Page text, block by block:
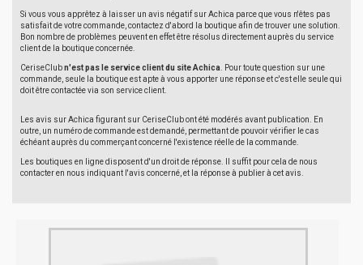
Si vous vous apprêtez à laisser un avis négatif sur Achica parce que vous n'êtes pas
satisfait de votre commande, contactez d'abord la boutique afin de trouver une solution.
Bon nombre de problèmes peuvent en effet être résolus directement auprès du service
client de la boutique concernée.
CeriseClubn'est pas le service client du site Achica . Pour toute question sur une
commande, seule la boutique est apte à vous apporter une réponse et c'est elle seule qui
doit être contactée via son service client.
Les avis sur Achica figurant sur CeriseClub ont été modérés avant publication. En
outre, un numéro de commande est demandé, permettant de pouvoir vérifier le cas
échéant auprès du commerçant concerné l'existence réelle de la commande.
Les boutiques en ligne disposent d'un droit de réponse. Il suffit pour cela de nous
contacter en nous indiquant l'avis concerné, et la réponse à publier à cet avis.